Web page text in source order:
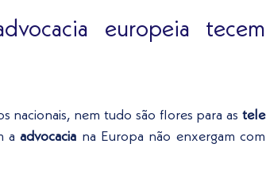
europeia tecem
nacionais, nem tudo são flores para as tele
a advocacia na Europa não enxergam com